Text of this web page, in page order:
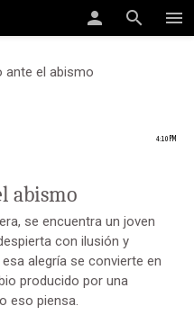
menu
search
person
ante el abismo
4:10 PM
abismo
se encuentra un joven
con ilusión y
alegría se convierte en
producido por una
eso piensa.